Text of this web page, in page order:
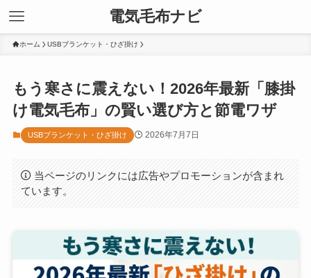
電気毛布ナビ
ホーム USBブランケット・ひざ掛け
もう寒さに震えない！2026年最新「膝掛
け電気毛布」の賢い選び方と節電ワザ
USBブランケット・ひざ掛け 2026年7月7日
当ページのリンクには広告やプロモーションが含まれ
ています。